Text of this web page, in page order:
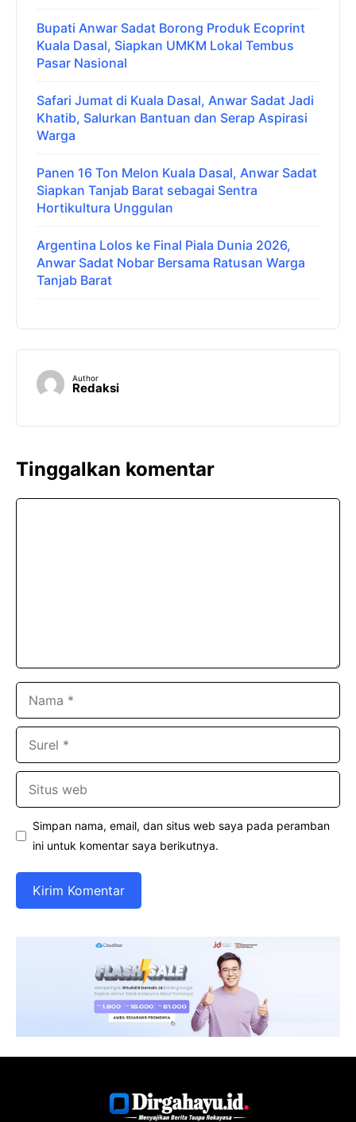
Bupati Anwar Sadat Borong Produk Ecoprint
Kuala Dasal, Siapkan UMKM Lokal Tembus
Pasar Nasional
Safari Jumat di Kuala Dasal, Anwar Sadat Jadi
Khatib, Salurkan Bantuan dan Serap Aspirasi
Warga
Panen 16 Ton Melon Kuala Dasal, Anwar Sadat
Siapkan Tanjab Barat sebagai Sentra
Hortikultura Unggulan
Argentina Lolos ke Final Piala Dunia 2026,
Anwar Sadat Nobar Bersama Ratusan Warga
Tanjab Barat
Author
Redaksi
Tinggalkan komentar
Simpan nama, email, dan situs web saya pada peramban
ini untuk komentar saya berikutnya.